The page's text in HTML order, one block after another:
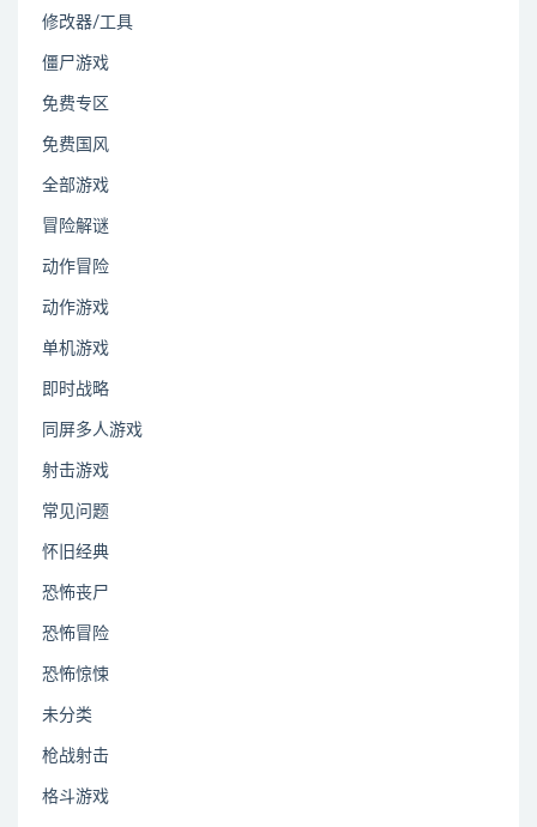
修改器/工具
僵尸游戏
免费专区
免费国风
全部游戏
冒险解谜
动作冒险
动作游戏
单机游戏
即时战略
同屏多人游戏
射击游戏
常见问题
怀旧经典
恐怖丧尸
恐怖冒险
恐怖惊悚
未分类
枪战射击
格斗游戏